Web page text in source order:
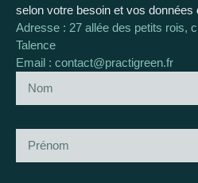
selon votre besoin et vos données
Adresse : 27 allée des petits rois,
Talence
Email : contact@practigreen.fr